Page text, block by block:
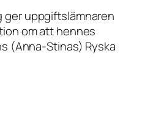
ger uppgiftslämnaren
om att hennes
(Anna-Stinas) Ryska